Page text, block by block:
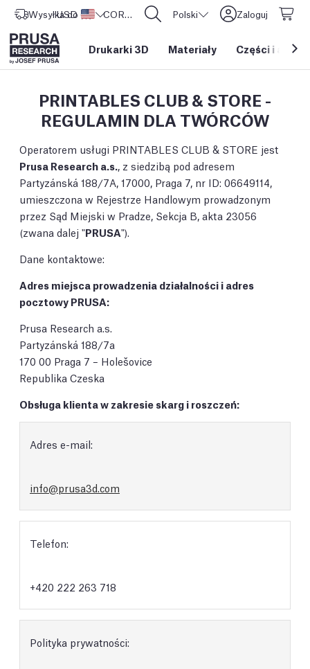
Wysyłka do Stany Zjednoczone
USD ($) CORE One L: Już w sprzedaży! Polski Zaloguj
Drukarki 3D Materiały Części i
PRINTABLES CLUB & STORE -
REGULAMIN DLA TWÓRCÓW
Operatorem usługi PRINTABLES CLUB & STORE jest
Prusa Research a.s., z siedzibą pod adresem
Partyzánská 188/7A, 17000, Praga 7, nr ID: 06649114,
umieszczona w Rejestrze Handlowym prowadzonym
przez Sąd Miejski w Pradze, Sekcja B, akta 23056
(zwana dalej "PRUSA").
Dane kontaktowe:
Adres miejsca prowadzenia działalności i adres
pocztowy PRUSA:
Prusa Research a.s.
Partyzánská 188/7a
170 00 Praga 7 – Holešovice
Republika Czeska
Obsługa klienta w zakresie skarg i roszczeń:
Adres e-mail:
info@prusa3d.com
Telefon:
+420 222 263 718
Polityka prywatności: